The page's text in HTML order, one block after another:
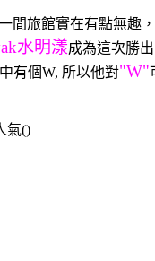
間旅館實在有點無趣
水明漾成為這次勝出
有個W, 所以他對"W"
氣()